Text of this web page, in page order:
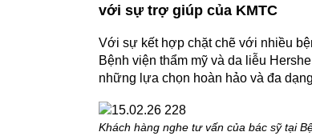
với sự trợ giúp của KMTC
Với sự kết hợp chặt chẽ với nhiều
Bệnh viện thẩm mỹ và da liễu
những lựa chọn hoàn hảo và đa
Khách hàng nghe tư vấn của bác sỹ tại